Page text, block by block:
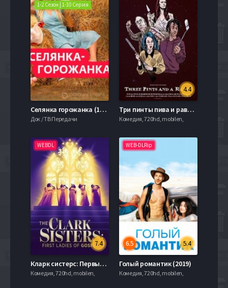
1-2 Сезон | 1-10 Серия
Селянка горожанка (1-2 Сезон)
Док / ТВ Передачи
4.4
Три пинты пива и раввин (2021)
Комедия, 720hd, mobilen,
WEBDL
7.4
Кларк систерс: Первые дамы в христианском чарте (2020)
Комедия, 720hd, mobilen,
WEB-DLRip
5.4
6.5
Голый романтик (2019)
Комедия, 720hd, mobilen,